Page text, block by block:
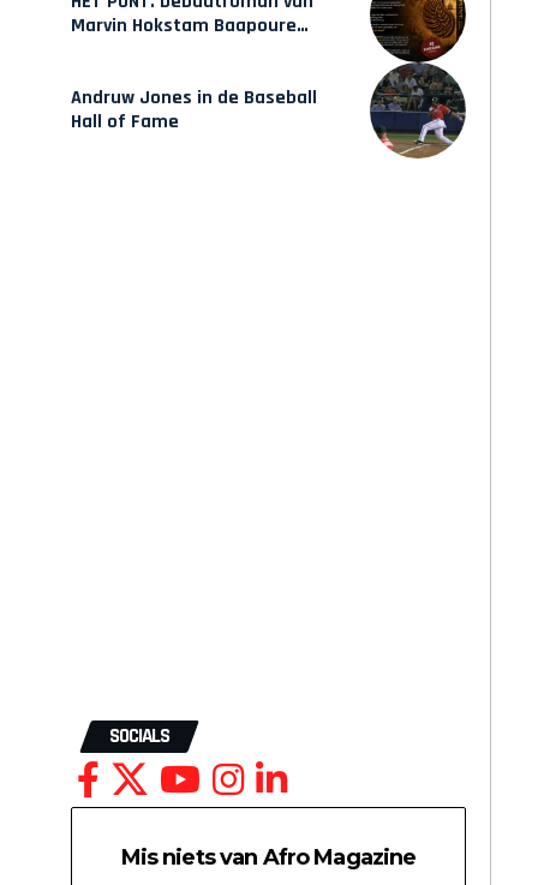
Marvin Hokstam Baapoure
Andruw Jones in de Baseball
Hall of Fame
SOCIALS
Mis niets van Afro Magazine